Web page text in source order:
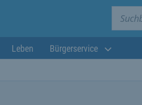
Leben Bürgerservice